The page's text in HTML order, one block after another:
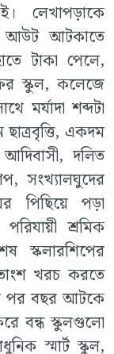
লেখাপড়াকে
আউট আটকাতে
টাকা পেলে,
স্কুল, কলেজে
মর্যাদা শব্দটা
একদম
দলিত
সংখ্যালঘুদের
পিছিয়ে পড়া
পরিযায়ী শ্রমিক
স্কলারশিপের
খরচ করতে
পর বছর আটকে
বন্ধ স্কুলগুলো
স্মার্ট স্কুল,